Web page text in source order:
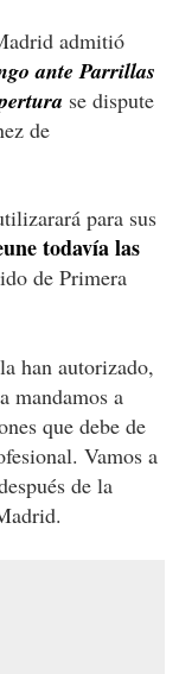
admitió
ante Parrillas
se dispute
de
para sus
todavía las
de Primera
han autorizado,
mandamos a
que debe de
Vamos a
de la